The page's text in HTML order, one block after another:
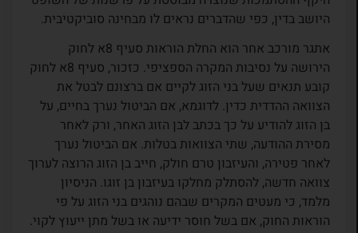
היושב בדין, כפי שהדברים נראים לו מבחינה סוביקטיבית.
אתגר מורכב אחר הוא החלת הוראות סעיף 8א לחוק
הירושה על נסיבות המקרה הספציפי. כזכור, סעיף 8א לחוק
קובע תנאים שעל בני הזוג לקיים אם ברצונם לבטל את
הצוואה ההדדית כדין. לדוגמא, אם הביטול נערך בחיים, על
בן הזוג להודיע על כך בכתב לבן הזוג האחר, ורק לאחר
מסירת ההודעה, שתי הצוואות בטלות. אם הביטול נערך
לאחר פטירה, והעיזבון טרם חולק, חייב בן הזוג הרוצה לערוך
צוואה חדשה, להסתלק מחלקו בעיזבון בן זוגו. הניסיון
מלמד, כי מעטים המקרים שבהם נוהגים בני הזוג על פי
הוראות החוק, אם בשל חוסר ידיעה או בשל מתן ייעוץ לקוי.